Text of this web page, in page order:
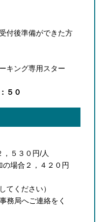
付後準備ができた方
キング専用スター
５０
５３０円/人
の場合２，４２０円
てください）
務局へご連絡をく